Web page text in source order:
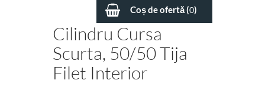
Coș de ofertă (0)
Cilindru Cursa
Scurta, 50/50 Tija
Filet Interior